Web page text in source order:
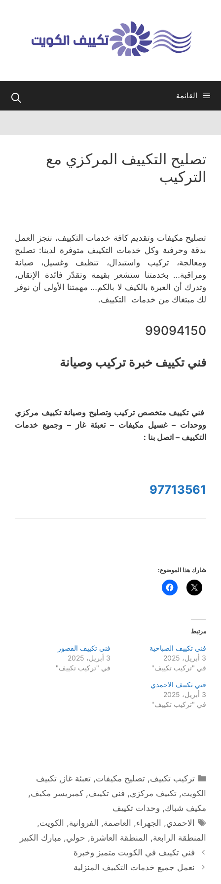
القائمة
تصليح التكييف المركزي مع
التركيب
تصليح مكيفات وتقديم كافة خدمات التكييف، ننجز العمل
بدقة وحرفية وكل خدمات التكييف متوفرة لدينا: تصليح
ومعالجة، تركيب واستبدال، تنظيف وغسيل، صيانة
ومراقبة… بخدمتنا ستشعر بقيمة وتقدّر فائدة الإتقان،
وتدرك أن العبرة بالكيف لا بالكم… مهمتنا الأولى أن نوفر
لك مبتغاك من خدمات التكييف.
99094150
فني تكييف خبرة تركيب وصيانة
فني تكييف متخصص تركيب وتصليح وصيانة تكييف مركزي
ووحدات – غسيل مكيفات – تعبئة غاز – وجميع خدمات
التكييف – اتصل بنا :
97713561
شارك هذا الموضوع:
مرتبط
فني تكييف الصباحية
3 أبريل، 2025
في "تركيب تكييف"
فني تكييف القصور
3 أبريل، 2025
في "تركيب تكييف"
فني تكييف الاحمدي
3 أبريل، 2025
في "تركيب تكييف"
التصنيفات
تركيب تكييف,تصليح مكيفات,تعبئة غاز ,تكييف
الكويت, تكييف مركزي, فني تكييف, كمبريسر مكيف,
مكيف شباك, وحدات تكييف
الوسوم
الاحمدي, الجهراء, العاصمة, الفروانية, الكويت,
المنطقة الرابعة, المنطقة العاشرة, حولي, مبارك الكبير
فني تكييف في الكويت متميز وخبرة
نعمل جميع خدمات التكييف المنزلية